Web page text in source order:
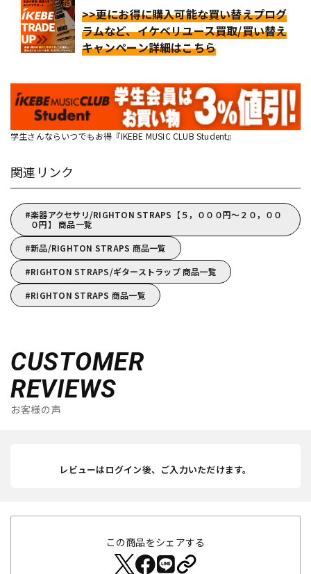
>>更にお得に購入可能な買い替えプログ
ラムなど、イケベリユース買取/買い替え
キャンペーン詳細はこちら
学生さんならいつでもお得『IKEBE MUSIC CLUB Student』
関連リンク
楽器アクセサリ/RIGHTON STRAPS【５，０００円～２０，００
０円】 商品一覧
新品/RIGHTON STRAPS 商品一覧
RIGHTON STRAPS/ギターストラップ 商品一覧
RIGHTON STRAPS 商品一覧
CUSTOMER
REVIEWS
お客様の声
レビューはログイン後、ご入力いただけます。
この商品をシェアする